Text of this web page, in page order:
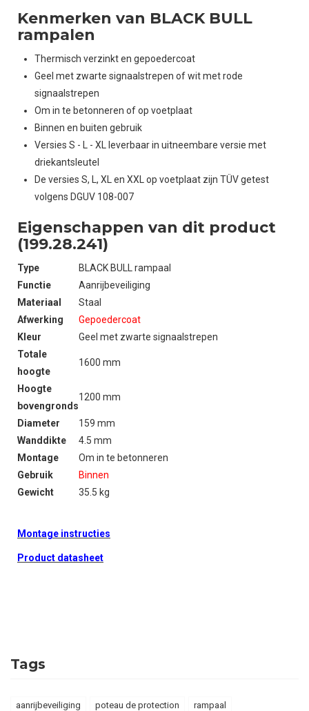
Kenmerken van BLACK BULL
rampalen
Thermisch verzinkt en gepoedercoat
Geel met zwarte signaalstrepen of wit met rode
signaalstrepen
Om in te betonneren of op voetplaat
Binnen en buiten gebruik
Versies S - L - XL leverbaar in uitneembare versie met
driekantsleutel
De versies S, L, XL en XXL op voetplaat zijn TÜV getest
volgens DGUV 108-007
Eigenschappen van dit product
(199.28.241)
Type
BLACK BULL rampaal
Functie
Aanrijbeveiliging
Materiaal
Staal
Afwerking
Gepoedercoat
Kleur
Geel met zwarte signaalstrepen
Totale
hoogte
1600 mm
Hoogte
bovengronds
1200 mm
Diameter
159 mm
Wanddikte
4.5 mm
Montage
Om in te betonneren
Gebruik
Binnen
Gewicht
35.5 kg
Montage instructies
Product datasheet
Tags
aanrijbeveiliging poteau de protection rampaal